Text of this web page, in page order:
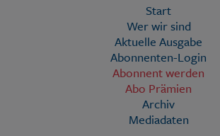
Start
Wer wir sind
Aktuelle Ausgabe
Abonnenten-Login
Abonnent werden
Abo Prämien
Archiv
Mediadaten